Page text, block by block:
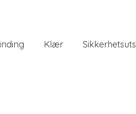
Klær